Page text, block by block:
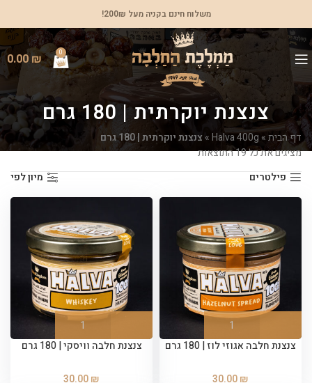
משלוח חינם בקניה מעל 200₪!
0
0.00₪
צנצנת יוקרתית | 180 גרם
דף הבית»
Halva 400g
»צנצנת יוקרתית | 180 גרם
מציגים את כל ⁦19⁩ התוצאות
פילטרים
מיון לפי
צנצנת חלבה אגוזי לוז | 180 גרם
30.00₪
צנצנת חלבה וויסקי | 180 גרם
30.00₪